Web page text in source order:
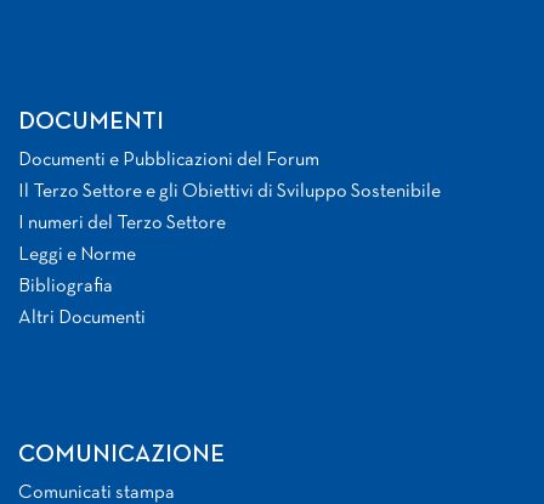
DOCUMENTI
Documenti e Pubblicazioni del Forum
Il Terzo Settore e gli Obiettivi di Sviluppo Sostenibile
I numeri del Terzo Settore
Leggi e Norme
Bibliografia
Altri Documenti
COMUNICAZIONE
Comunicati stampa